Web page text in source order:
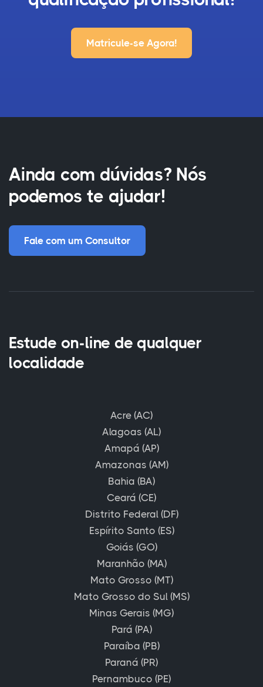
Matricule-se Agora!
Ainda com dúvidas? Nós
podemos te ajudar!
Fale com um Consultor
Estude on-line de qualquer
localidade
Acre (AC)
Alagoas (AL)
Amapá (AP)
Amazonas (AM)
Bahia (BA)
Ceará (CE)
Distrito Federal (DF)
Espírito Santo (ES)
Goiás (GO)
Maranhão (MA)
Mato Grosso (MT)
Mato Grosso do Sul (MS)
Minas Gerais (MG)
Pará (PA)
Paraíba (PB)
Paraná (PR)
Pernambuco (PE)